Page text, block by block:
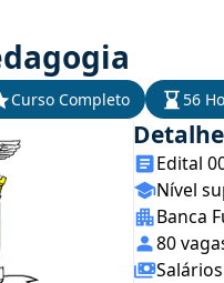
Curso Completo 56
Edital
Nível
Banca
80